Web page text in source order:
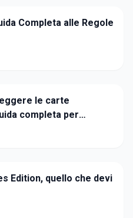
Completa alle Regole
le carte
completa per
Edition, quello che devi